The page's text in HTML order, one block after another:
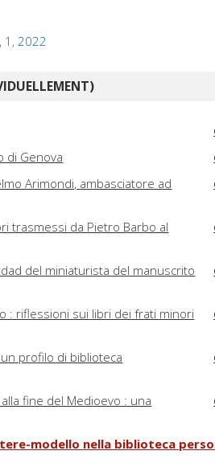
1, 2022
di Genova
Arimondi, ambasciatore ad
trasmessi da Pietro Barbo al
del miniaturista del manuscrito
: riflessioni sui libri dei frati minori
profilo di biblioteca
fine del Medioevo : una
modello nella biblioteca